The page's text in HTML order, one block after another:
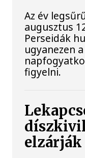
Az év
augusztus
Perseidák
ugyanezen
figyelni.